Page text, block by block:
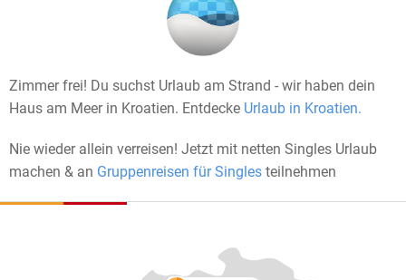
Zimmer frei! Du suchst Urlaub am Strand - wir haben dein
Haus am Meer in Kroatien. Entdecke Urlaub in Kroatien.
Nie wieder allein verreisen! Jetzt mit netten Singles Urlaub
machen & an Gruppenreisen für Singles teilnehmen